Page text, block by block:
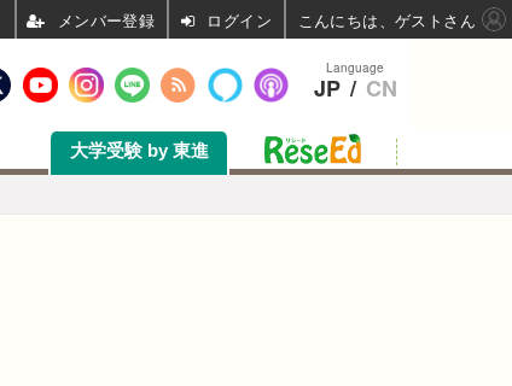
大学受験 by 東進
Language
JP / CN
ログイン こんにちは、ゲストさん